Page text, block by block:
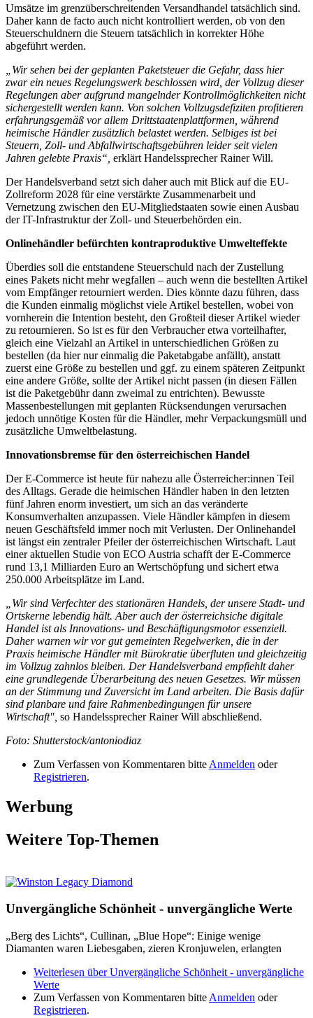
Umsätze im grenzüberschreitenden Versandhandel tatsächlich sind.
Daher kann de facto auch nicht kontrolliert werden, ob von den
Steuerschuldnern die Steuern tatsächlich in korrekter Höhe
abgeführt werden.
„Wir sehen bei der geplanten Paketsteuer die Gefahr, dass hier
zwar ein neues Regelungswerk beschlossen wird, der Vollzug dieser
Regelungen aber aufgrund mangelnder Kontrollmöglichkeiten nicht
sichergestellt werden kann. Von solchen Vollzugsdefiziten profitieren
erfahrungsgemäß vor allem Drittstaatenplattformen, während
heimische Händler zusätzlich belastet werden. Selbiges ist bei
Steuern, Zoll- und Abfallwirtschaftsgebühren leider seit vielen
Jahren gelebte Praxis“, erklärt Handelssprecher Rainer Will.
Der Handelsverband setzt sich daher auch mit Blick auf die EU-
Zollreform 2028 für eine verstärkte Zusammenarbeit und
Vernetzung zwischen den EU-Mitgliedstaaten sowie einen Ausbau
der IT-Infrastruktur der Zoll- und Steuerbehörden ein.
Onlinehändler befürchten kontraproduktive Umwelteffekte
Überdies soll die entstandene Steuerschuld nach der Zustellung
eines Pakets nicht mehr wegfallen – auch wenn die bestellten Artikel
vom Empfänger retourniert werden. Dies könnte dazu führen, dass
die Kunden einmalig möglichst viele Artikel bestellen, wobei von
vornherein die Intention besteht, den Großteil dieser Artikel wieder
zu retournieren. So ist es für den Verbraucher etwa vorteilhafter,
gleich eine Vielzahl an Artikel in unterschiedlichen Größen zu
bestellen (da hier nur einmalig die Paketabgabe anfällt), anstatt
zuerst eine Größe zu bestellen und ggf. zu einem späteren Zeitpunkt
eine andere Größe, sollte der Artikel nicht passen (in diesen Fällen
ist die Paketgebühr dann zweimal zu entrichten). Bewusste
Massenbestellungen mit geplanten Rücksendungen verursachen
jedoch unnötige Kosten für die Händler, mehr Verpackungsmüll und
zusätzliche Umweltbelastung.
Innovationsbremse für den österreichischen Handel
Der E-Commerce ist heute für nahezu alle Österreicher:innen Teil
des Alltags. Gerade die heimischen Händler haben in den letzten
fünf Jahren enorm investiert, um sich an das veränderte
Konsumverhalten anzupassen. Viele Händler kämpfen in diesem
neuen Geschäftsfeld immer noch mit Verlusten. Der Onlinehandel
ist längst ein zentraler Pfeiler der österreichischen Wirtschaft. Laut
einer aktuellen Studie von ECO Austria schafft der E-Commerce
rund 13,1 Milliarden Euro an Wertschöpfung und sichert etwa
250.000 Arbeitsplätze im Land.
„Wir sind Verfechter des stationären Handels, der unsere Stadt- und
Ortskerne lebendig hält. Aber auch der österreichsiche digitale
Handel ist als Innovations- und Beschäftigungsmotor essenziell.
Daher warnen wir vor gut gemeinten Regelwerken, die in der
Praxis heimische Händler mit Bürokratie überfluten und gleichzeitig
im Vollzug zahnlos bleiben. Der Handelsverband empfiehlt daher
eine grundlegende Überarbeitung des neuen Gesetzes. Wir müssen
an der Stimmung und Zuversicht im Land arbeiten. Die Basis dafür
sind planbare und faire Rahmenbedingungen für unsere
Wirtschaft", so Handelssprecher Rainer Will abschließend.
Foto: Shutterstock/antoniodiaz
Zum Verfassen von Kommentaren bitte Anmelden oder
Registrieren.
Werbung
Weitere Top-Themen
Unvergängliche Schönheit - unvergängliche Werte
„Berg des Lichts“, Cullinan, „Blue Hope“: Einige wenige
Diamanten waren Liebesgaben, zieren Kronjuwelen, erlangten
Weiterlesen über Unvergängliche Schönheit - unvergängliche
Werte
Zum Verfassen von Kommentaren bitte Anmelden oder
Registrieren.